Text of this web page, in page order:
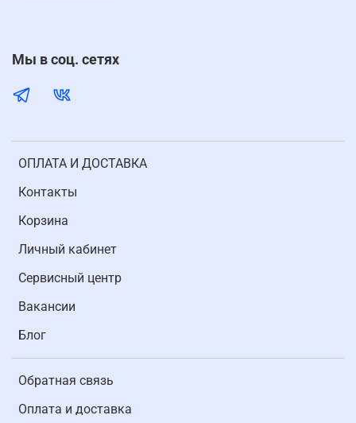
ОПЛАТА И ДОСТАВКА
Контакты
Корзина
Личный кабинет
Cервисный центр
Вакансии
Блог
Обратная связь
Оплата и доставка
Мы в соц. сетях